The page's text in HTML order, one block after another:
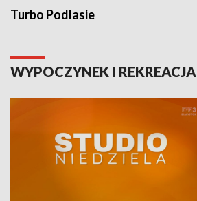
Turbo Podlasie
WYPOCZYNEK I REKREACJA